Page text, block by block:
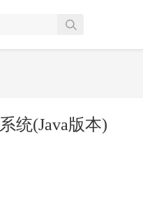
统(Java版本)